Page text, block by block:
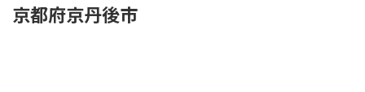
京都府京丹後市